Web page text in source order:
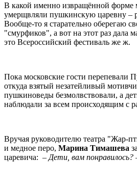
В какой именно извращённой форме
умерщвляли пушкинскую царевну –
Вообще-то я старательно оберегаю
"смурфиков", а вот на этот раз дала
это Всероссийский фестиваль же ж.
Пока московские гости перепевали
откуда взятый незатейливый
пушкиноведы безмолвствовали, а
наблюдали за всем происходящим с
Вручая руководителю театра "Жар-
и медное перо, Марина Тимашева
царевича: – Дети, вам понравилось?